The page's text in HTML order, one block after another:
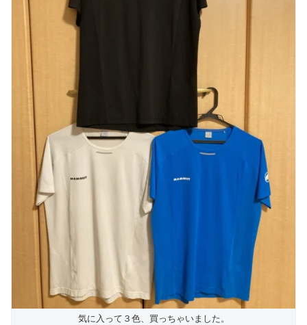
気に入って３色、買っちゃいました。